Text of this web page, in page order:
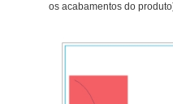
os acabamentos do